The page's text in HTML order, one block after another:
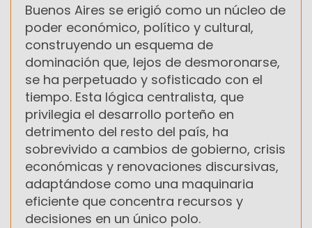
Buenos Aires se erigió como un núcleo de
poder económico, político y cultural,
construyendo un esquema de
dominación que, lejos de desmoronarse,
se ha perpetuado y sofisticado con el
tiempo. Esta lógica centralista, que
privilegia el desarrollo porteño en
detrimento del resto del país, ha
sobrevivido a cambios de gobierno, crisis
económicas y renovaciones discursivas,
adaptándose como una maquinaria
eficiente que concentra recursos y
decisiones en un único polo.